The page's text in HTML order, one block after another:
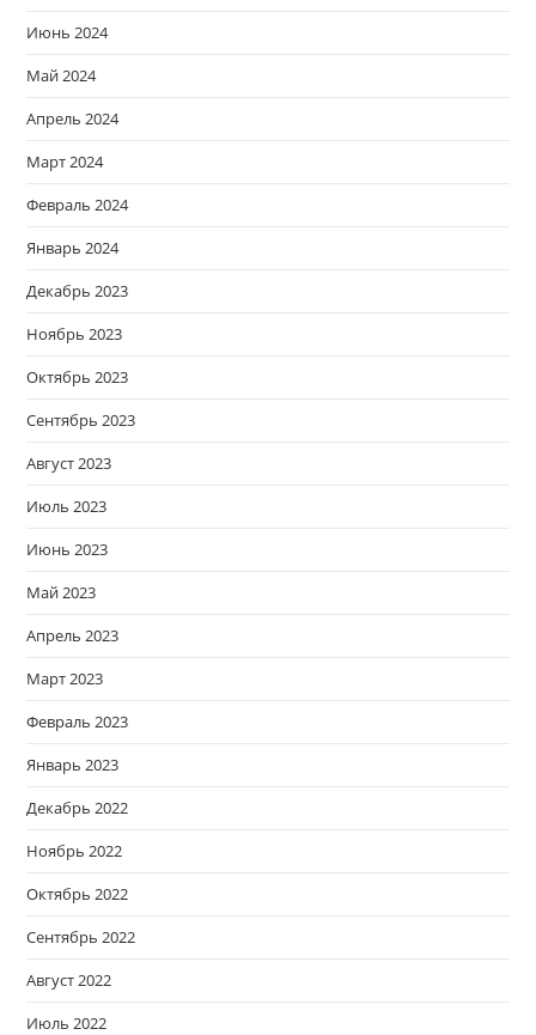
Июнь 2024
Май 2024
Апрель 2024
Март 2024
Февраль 2024
Январь 2024
Декабрь 2023
Ноябрь 2023
Октябрь 2023
Сентябрь 2023
Август 2023
Июль 2023
Июнь 2023
Май 2023
Апрель 2023
Март 2023
Февраль 2023
Январь 2023
Декабрь 2022
Ноябрь 2022
Октябрь 2022
Сентябрь 2022
Август 2022
Июль 2022